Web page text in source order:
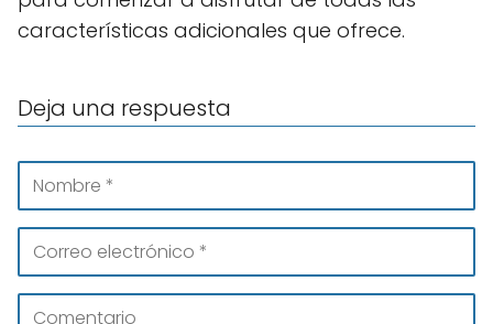
características adicionales que ofrece.
Deja una respuesta